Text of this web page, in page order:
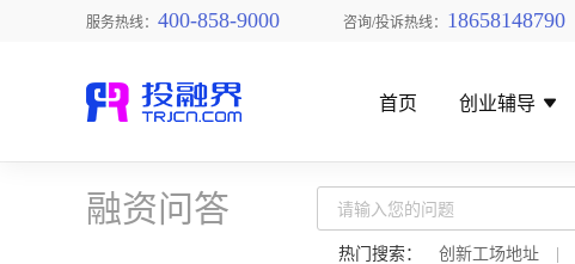
服务热线： 400-858-9000 咨询/投诉热线： 18658148790
首页 创业辅导
融资问答
热门搜索： 创新工场地址